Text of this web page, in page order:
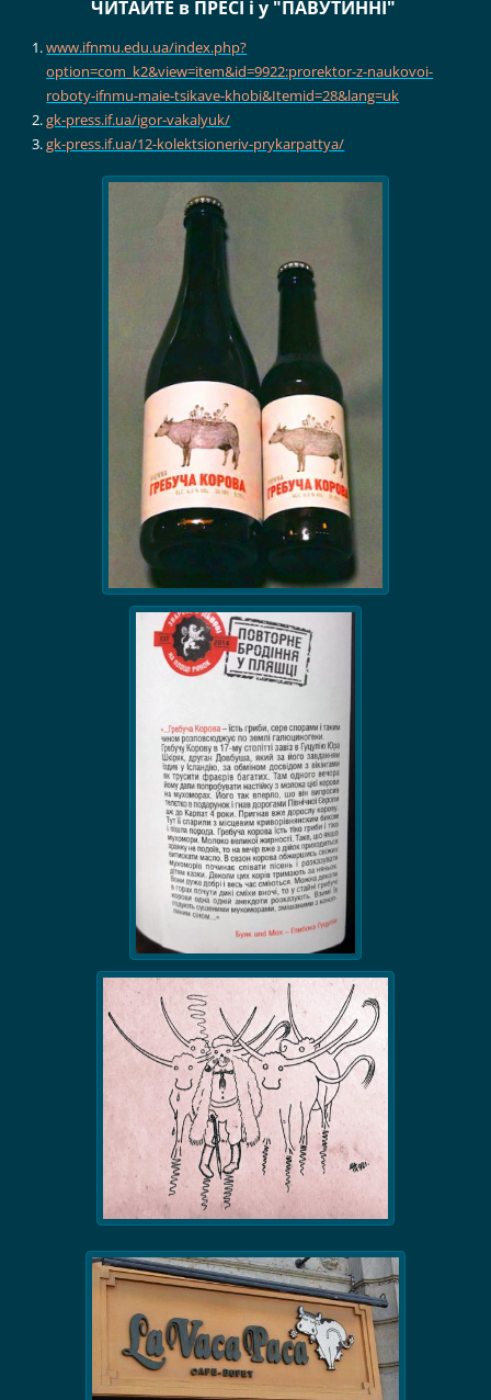
ЧИТАЙТЕ в ПРЕСІ і у "ПАВУТИННІ"
www.ifnmu.edu.ua/index.php?
option=com_k2&view=item&id=9922:prorektor-z-naukovoi-
roboty-ifnmu-maie-tsikave-khobi&Itemid=28&lang=uk
gk-press.if.ua/igor-vakalyuk/
gk-press.if.ua/12-kolektsioneriv-prykarpattya/